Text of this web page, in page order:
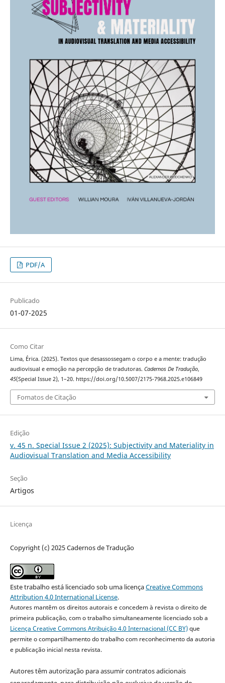
PDF/A
Publicado
01-07-2025
Como Citar
Lima, Érica. (2025). Textos que desassossegam o corpo e a mente: tradução
audiovisual e emoção na percepção de tradutoras. Cadernos De Tradução,
45(Special Issue 2), 1–20. https://doi.org/10.5007/2175-7968.2025.e106849
Fomatos de Citação
Edição
v. 45 n. Special Issue 2 (2025): Subjectivity and Materiality in
Audiovisual Translation and Media Accessibility
Seção
Artigos
Licença
Copyright (c) 2025 Cadernos de Tradução
Este trabalho está licenciado sob uma licençaCreative Commons
Attribution 4.0 International License.
Autores mantêm os direitos autorais e concedem à revista o direito de
primeira publicação, com o trabalho simultaneamente licenciado sob a
Licença Creative Commons Atribuição 4.0 Internacional (CC BY)que
permite o compartilhamento do trabalho com reconhecimento da autoria
e publicação inicial nesta revista.
Autores têm autorização para assumir contratos adicionais